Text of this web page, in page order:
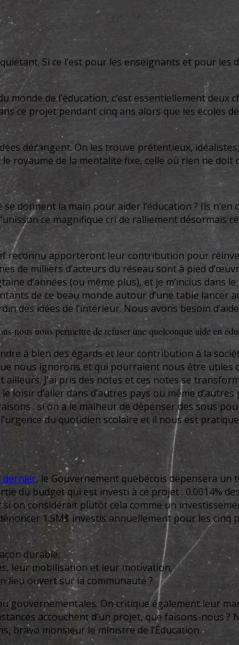
Si ce l’est pour les enseignants et pour les
de l’éducation, c’est essentiellement
ce projet pendant cinq ans alors que les écoles
dérangent. On les trouve prétentieux,
le royaume de la mentalité fixe, celle où rien ne doit
donnent la main pour aider l’éducation ? Ils
ce magnifique cri de ralliement désormais
reconnu apporteront leur contribution pour
de milliers d’acteurs du réseau sont à pied
d’années (ou même plus), et je m’inclus
de ce beau monde autour d’une table lancer
des idées de l’intérieur. Nous avons besoin d’aide
nous nous permettre de refuser une quelconque aide en
à bien des égards et leur contribution à la
nous ignorons et qui pourraient nous être utiles
ailleurs. J’ai pris des notes et ces notes se
loisir d’aller dans d’autres pays ou même
: si on a le malheur de dépenser des sous
du quotidien scolaire et il nous est
dernier, le Gouvernement québécois dépensera un
du budget qui est investi à ce projet : 0.0014%
si on considérait plutôt cela comme un
1.5M$ investis annuellement pour les
durable;
leur mobilisation et leur motivation;
lieu ouvert sur la communauté ?
gouvernementales. On critique également leur
accouchent d’un projet, que faisons-nous
bravo monsieur le ministre de l’Éducation.